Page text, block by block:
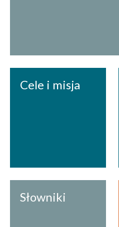
Cele i misja
Słowniki